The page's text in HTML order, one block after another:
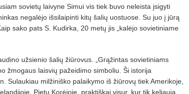
sovietų laivyne Simui vis tiek buvo neleista įsigyti
negalėjo išsilaipinti kitų šalių uostuose. Su juo į jūrą
sako pats S. Kudirka, 20 metų jis „kalėjo sovietiniame
užsienio šalių žiūrovus. „Grąžintas sovietiniams
žmogaus laisvių pažeidimo simboliu. Ši istorija
Sulaukiau milžiniško palaikymo iš žiūrovų tiek Amerikoje,
Pietų Korėjoje, praktiškai visur, kur tik keliauja